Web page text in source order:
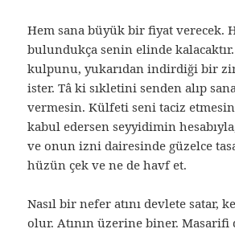
Hem sana büyük bir fiyat verecek.
bulundukça senin elinde kalacaktır.
kulpunu, yukarıdan indirdiği bir
ister. Tâ ki sıkletini senden alıp
vermesin. Külfeti seni taciz
kabul edersen seyyidimin
ve onun izni dairesinde güzelce
hüzün çek ve ne de havf et.
Nasıl bir nefer atını devlete satar,
olur. Atının üzerine biner. Masarifi